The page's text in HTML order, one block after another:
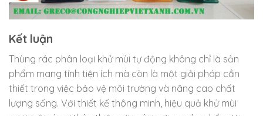
Kết luận
Thùng rác phân loại khử mùi tự động không chỉ là sản
phẩm mang tính tiện ích mà còn là một giải pháp cần
thiết trong việc bảo vệ môi trường và nâng cao chất
lượng sống. Với thiết kế thông minh, hiệu quả khử mùi